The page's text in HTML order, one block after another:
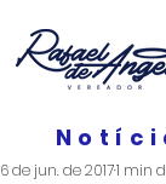
6 de jun. de 20171 min